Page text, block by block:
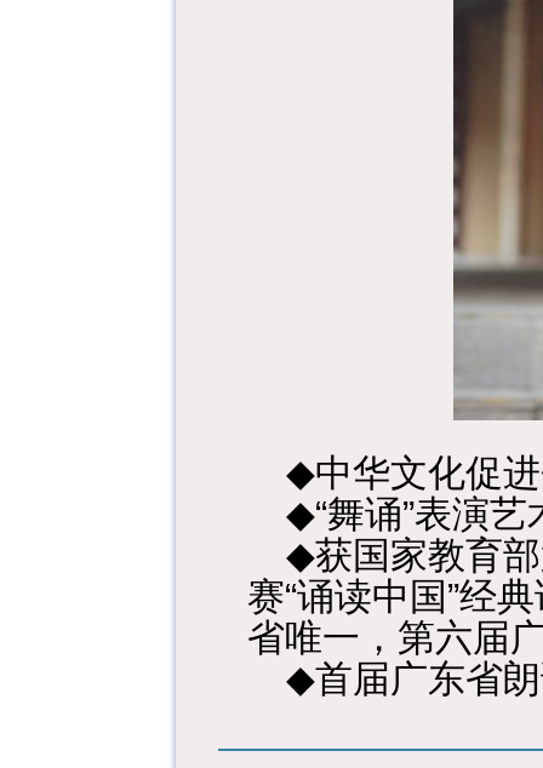
◆中华文化促
◆“舞诵”表演艺
◆获国家教育
赛“诵读中国”经
省唯一，第六届
◆首届广东省